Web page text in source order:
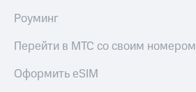
Роуминг
Перейти в МТС со своим номером
Оформить eSIM